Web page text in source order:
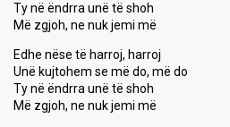
Ty në ëndrra unë të shoh
Më zgjoh, ne nuk jemi më
Edhe nëse të harroj, harroj
Unë kujtohem se më do, më do
Ty në ëndrra unë të shoh
Më zgjoh, ne nuk jemi më